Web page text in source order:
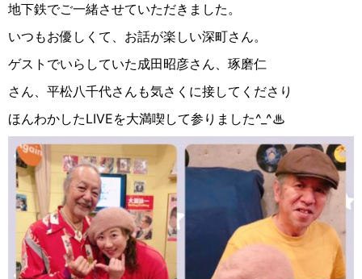
地下鉄でご一緒させていただきました。
いつもお優しくて、お話が楽しい深町さん。
ゲストでいらしていた成田昭彦さん、琢磨仁
さん、平松八千代さんも気さくに接してくださり
ほんわかしたLIVEを大満喫して参りました^_^♨︎